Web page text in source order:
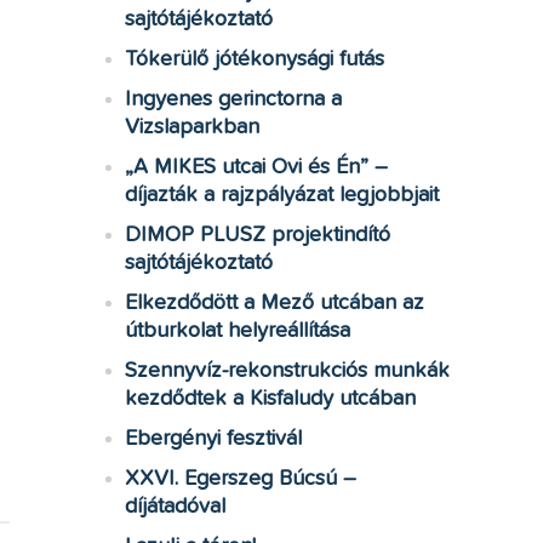
sajtótájékoztató
Tókerülő jótékonysági futás
Ingyenes gerinctorna a
Vizslaparkban
„A MIKES utcai Ovi és Én” –
díjazták a rajzpályázat legjobbjait
DIMOP PLUSZ projektindító
sajtótájékoztató
Elkezdődött a Mező utcában az
útburkolat helyreállítása
Szennyvíz-rekonstrukciós munkák
kezdődtek a Kisfaludy utcában
Ebergényi fesztivál
XXVI. Egerszeg Búcsú –
díjátadóval